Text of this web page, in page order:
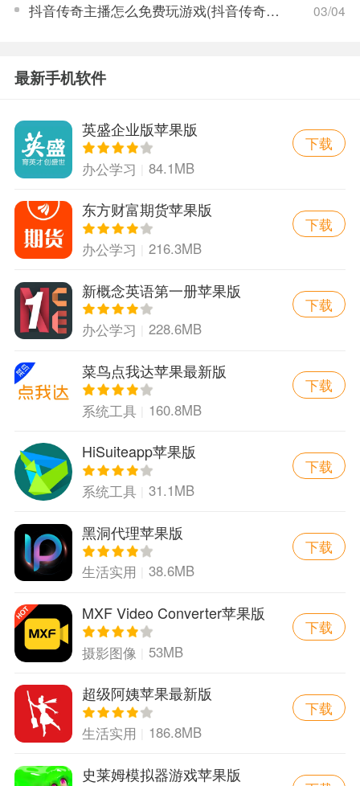
抖音传奇主播怎么免费玩游戏(抖音传奇游戏直播) 03/04
最新手机软件
英盛企业版苹果版
办公学习 84.1MB
下载
东方财富期货苹果版
办公学习 216.3MB
下载
新概念英语第一册苹果版
办公学习 228.6MB
下载
菜鸟点我达苹果最新版
系统工具 160.8MB
下载
HiSuiteapp苹果版
系统工具 31.1MB
下载
黑洞代理苹果版
生活实用 38.6MB
下载
MXF Video Converter苹果版
摄影图像 53MB
下载
超级阿姨苹果最新版
生活实用 186.8MB
下载
史莱姆模拟器游戏苹果版